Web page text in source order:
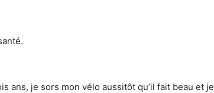
ans, je sors mon vélo aussitôt qu’il fait beau et je